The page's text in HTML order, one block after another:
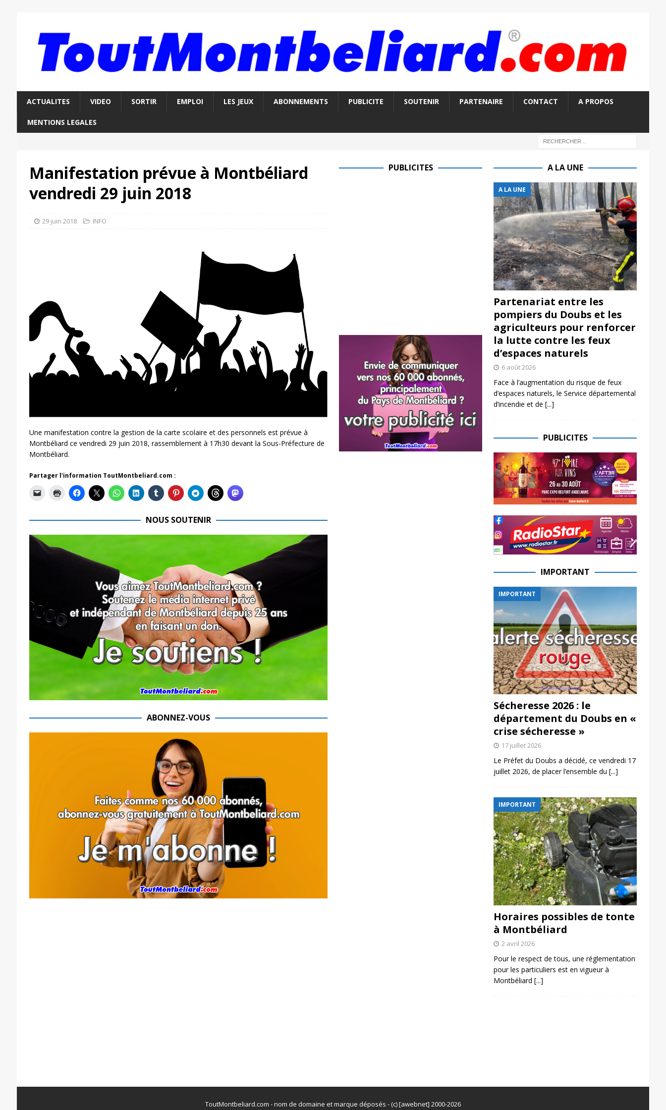
ACTUALITES VIDEO SORTIR EMPLOI LES JEUX ABONNEMENTS PUBLICITE SOUTENIR PARTENAIRE CONTACT A PROPOS
MENTIONS LEGALES
Manifestation prévue à Montbéliard
vendredi 29 juin 2018
29 juin 2018 INFO
Une manifestation contre la gestion de la carte scolaire et des personnels est prévue à
Montbéliard ce vendredi 29 juin 2018, rassemblement à 17h30 devant la Sous-Préfecture de
Montbéliard.
Partager l'information ToutMontbeliard.com :
NOUS SOUTENIR
ABONNEZ-VOUS
PUBLICITES A LA UNE
A LA UNE
Partenariat entre les
pompiers du Doubs et les
agriculteurs pour renforcer
la lutte contre les feux
d’espaces naturels
6 août 2026
Face à l’augmentation du risque de feux
d’espaces naturels, le Service départemental
d’incendie et de [...]
PUBLICITES
IMPORTANT
IMPORTANT
Sécheresse 2026 : le
département du Doubs en «
crise sécheresse »
17 juillet 2026
Le Préfet du Doubs a décidé, ce vendredi 17
juillet 2026, de placer l’ensemble du [...]
IMPORTANT
Horaires possibles de tonte
à Montbéliard
2 avril 2026
Pour le respect de tous, une réglementation
pour les particuliers est en vigueur à
Montbéliard [...]
ToutMontbeliard.com - nom de domaine et marque déposés - (c) [awebnet] 2000-2026